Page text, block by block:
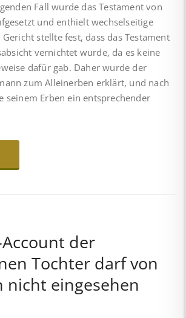
Fall wurde das Testament von
und enthielt wechselseitige
stellte fest, dass das Testament
vernichtet wurde, da es keine
dafür gab. Daher wurde der
zum Alleinerben erklärt, und nach
seinem Erben ein entsprechender
der
Tochter darf von
nicht eingesehen